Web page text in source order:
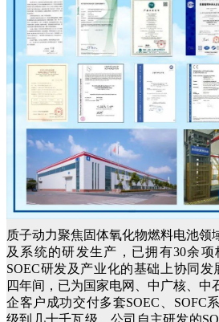
质子动力聚焦固体氧化物燃料电池领
及系统的研发生产，已拥有30余
SOEC研发及产业化的基础上协同发
四年间，已为国家电网、中广核、中
企客户成功交付多套SOEC、SOFC
级到几十千瓦级，公司自主研发的